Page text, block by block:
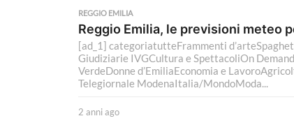
n
a
g
o
REGGIO EMILIA
Reggio Emilia, le previsioni meteo
[ad_1] categoriatutteFrammenti
Giudiziarie IVGCultura e SpettacoliOn
VerdeDonne d’EmiliaEconomia e
Telegiornale ModenaItalia/MondoModa...
2 anni ago